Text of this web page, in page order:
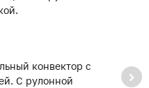
конвектор с
С рулонной